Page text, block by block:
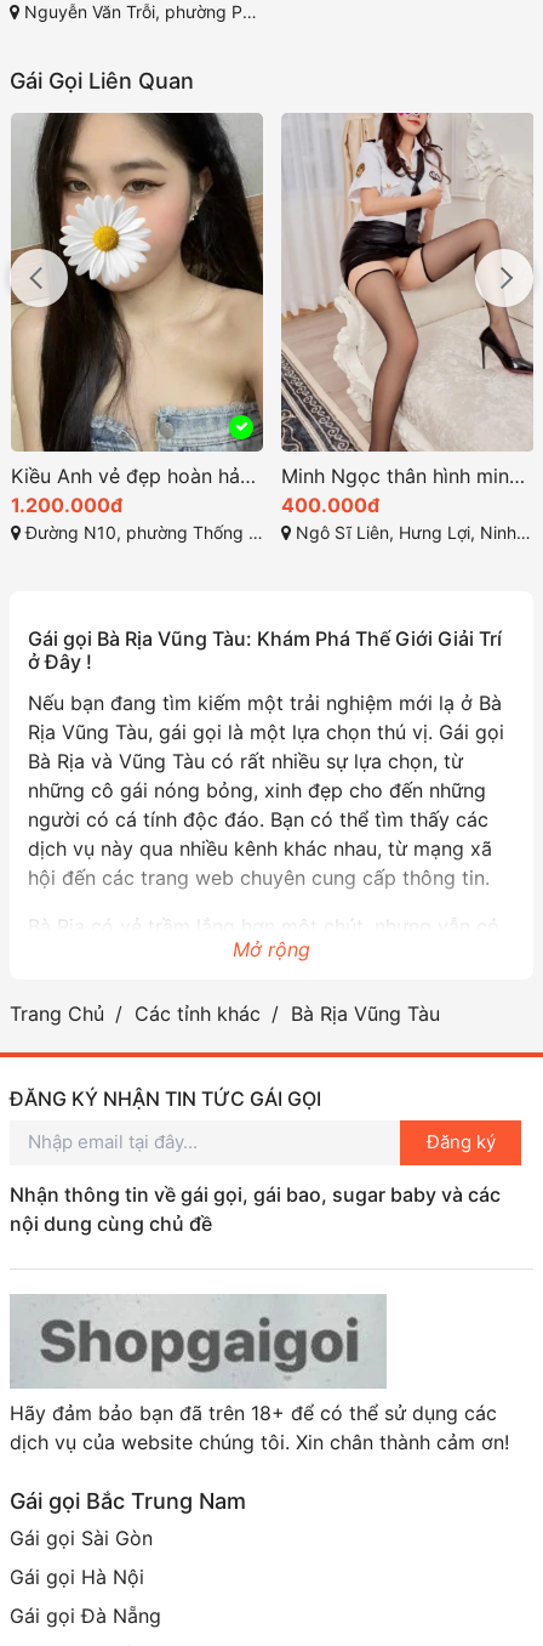
Nguyễn Văn Trỗi, phường Phước Hưng, Bà Rịa, Bà Rịa - Vũng Tàu
Gái Gọi Liên Quan
Kiều Anh vẻ đẹp hoàn hảo giữa sự quyến rũ và thanh lịch
1.200.000đ
Đường N10, phường Thống Nhất, Thành phố Biên Hòa, Đồng Nai
Minh Ngọc thân hình minh dây và quyến rũ
400.000đ
Ngô Sĩ Liên, Hưng Lợi, Ninh Kiều, Cần Thơ
Gái gọi Bà Rịa Vũng Tàu: Khám Phá Thế Giới Giải Trí
ở Đây !
Nếu bạn đang tìm kiếm một trải nghiệm mới lạ ở Bà
Rịa Vũng Tàu, gái gọi là một lựa chọn thú vị. Gái gọi
Bà Rịa và Vũng Tàu có rất nhiều sự lựa chọn, từ
những cô gái nóng bỏng, xinh đẹp cho đến những
người có cá tính độc đáo. Bạn có thể tìm thấy các
dịch vụ này qua nhiều kênh khác nhau, từ mạng xã
hội đến các trang web chuyên cung cấp thông tin.
Bà Rịa có vẻ trầm lắng hơn một chút, nhưng vẫn có
những cô gái mang đến những trải nghiệm thú vị.
nơi bạn có thể hẹn hò và thư giãn cùng gái gọi. Các
nhớ.
Tuy nhiên, hãy nhớ rằng việc sử dụng dịch vụ gái gọi
an toàn cho bản thân và tìm hiểu kỹ trước khi quyết
định. Chúc bạn có một trải nghiệm tuyệt vời tại Bà
Rịa Vũng Tàu!
Mở rộng
Trang Chủ Các tỉnh khác Bà Rịa Vũng Tàu
ĐĂNG KÝ NHẬN TIN TỨC GÁI GỌI
Đăng ký
Nhận thông tin về gái gọi, gái bao, sugar baby và các
nội dung cùng chủ đề
Hãy đảm bảo bạn đã trên 18+ để có thể sử dụng các
dịch vụ của website chúng tôi. Xin chân thành cảm ơn!
Gái gọi Bắc Trung Nam
Gái gọi Sài Gòn
Gái gọi Hà Nội
Gái gọi Đà Nẵng